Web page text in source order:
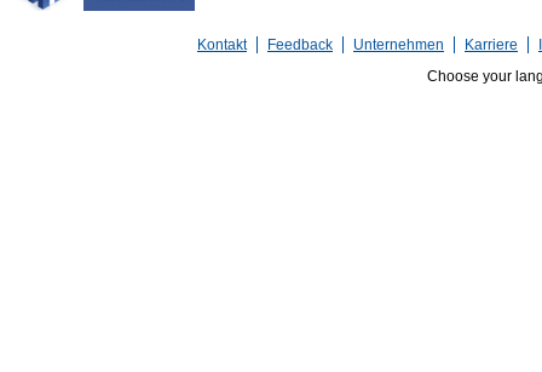
Kontakt Feedback Unternehmen Karriere
Choose your